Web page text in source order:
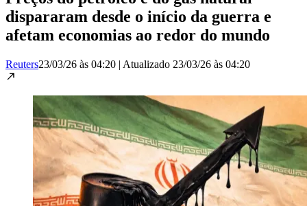
dispararam desde o início da guerra e
afetam economias ao redor do mundo
Reuters23/03/26 às 04:20 | Atualizado 23/03/26 às 04:20